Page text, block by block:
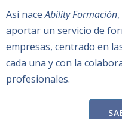
Así naceAbility Formación
aportar un servicio de
empresas, centrado en
cada una y con la
profesionales.